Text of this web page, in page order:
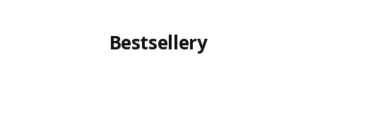
Bestsellery